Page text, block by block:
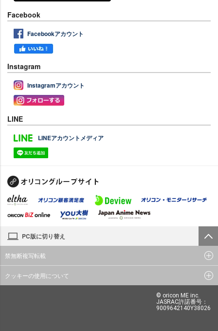
Facebook
Facebookアカウント
Instagram
Instagramアカウント
LINE
LINEアカウントメディア
PC版に切り替え
禁無断複写転載
クッキーの使用について
© oricon ME inc.
JASRAC許諾番号：
9009642140Y38026